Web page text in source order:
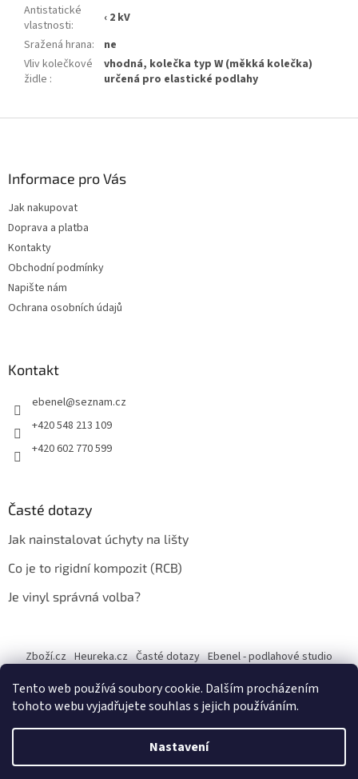
Tento web používá soubory cookie. Dalším procházením
tohoto webu vyjadřujete souhlas s jejich používáním.
Nastavení
Antistatické
vlastnosti:
‹ 2 kV
Sražená hrana:
ne
Vliv kolečkové
židle :
vhodná, kolečka typ W (měkká kolečka)
určená pro elastické podlahy
Informace pro Vás
Jak nakupovat
Doprava a platba
Kontakty
Obchodní podmínky
Napište nám
Ochrana osobních údajů
Kontakt
ebenel@seznam.cz
+420 548 213 109
+420 602 770 599
Časté dotazy
Jak nainstalovat úchyty na lišty
Co je to rigidní kompozit (RCB)
Je vinyl správná volba?
Zboží.cz Heureka.cz Časté dotazy Ebenel - podlahové studio